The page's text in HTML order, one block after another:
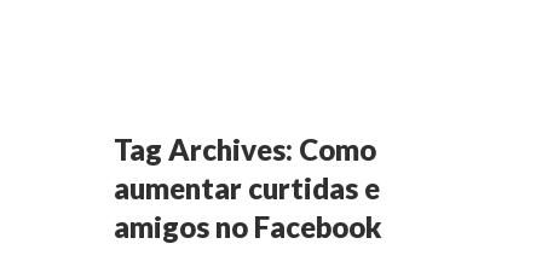
Tag Archives: Como
aumentar curtidas e
amigos no Facebook